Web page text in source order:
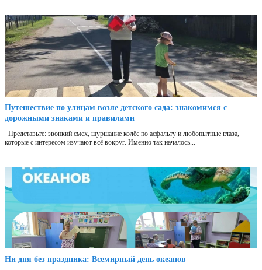
Путешествие по улицам возле детского сада: знакомимся с
дорожными знаками и правилами
Представьте: звонкий смех, шуршание колёс по асфальту и любопытные глаза,
которые с интересом изучают всё вокруг. Именно так началось...
Ни дня без праздника: Всемирный день океанов